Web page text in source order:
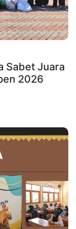
Sabet Juara
2026